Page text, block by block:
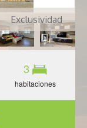
Exclusividad
3
habitaciones